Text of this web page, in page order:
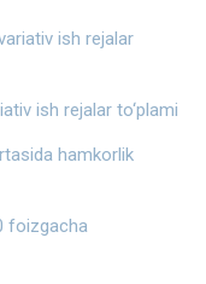
ish rejalar
ish rejalar to‘plami
hamkorlik
foizgacha